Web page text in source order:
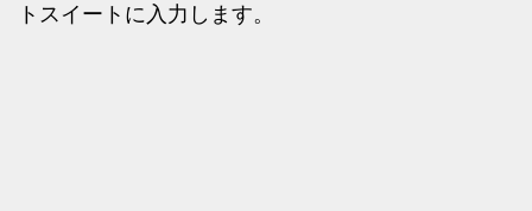
トスイートに入力します。